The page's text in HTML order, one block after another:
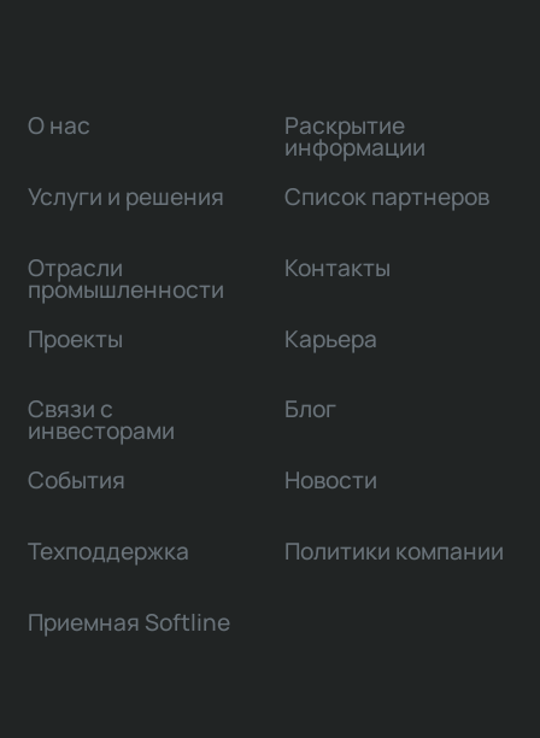
О нас
Услуги и решения
Отрасли
промышленности
Проекты
Связи с
инвесторами
Раскрытие
информации
Список партнеров
Контакты
Карьера
Блог
События Новости
Техподдержка Политики компании
Приемная Softline